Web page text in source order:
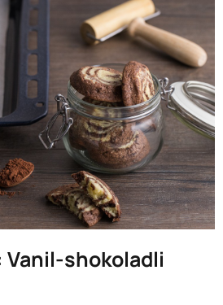
shokoladli